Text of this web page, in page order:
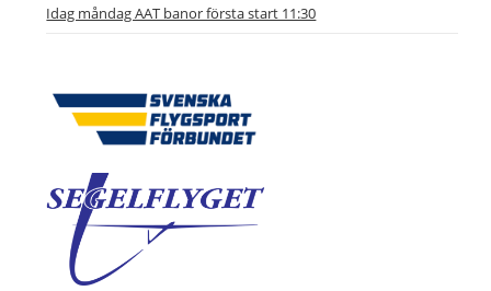
Idag måndag AAT banor första start 11:30